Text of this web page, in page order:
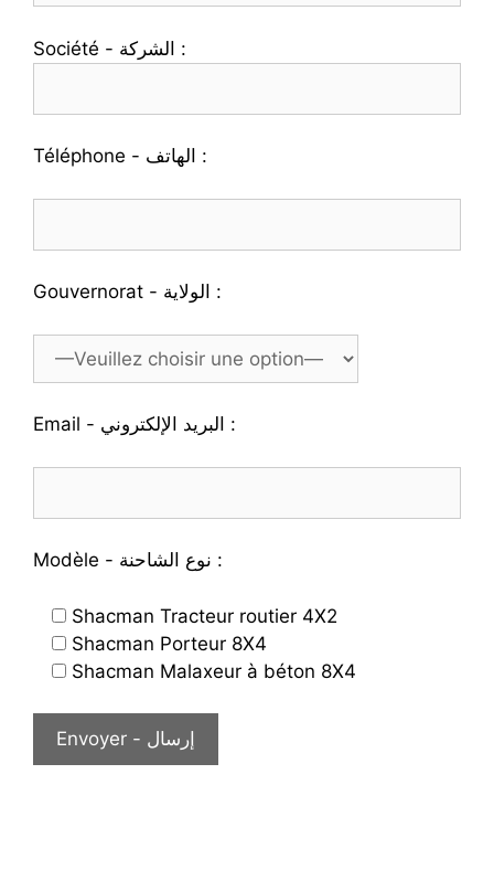
Société - الشركة :
Téléphone - الهاتف :
Gouvernorat - الولاية :
Email - البريد الإلكتروني :
Modèle - نوع الشاحنة :
Shacman Tracteur routier 4X2
Shacman Porteur 8X4
Shacman Malaxeur à béton 8X4